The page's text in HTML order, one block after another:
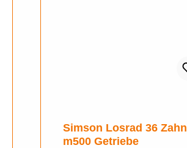
Simson Losrad 36 Zahn
m500 Getriebe